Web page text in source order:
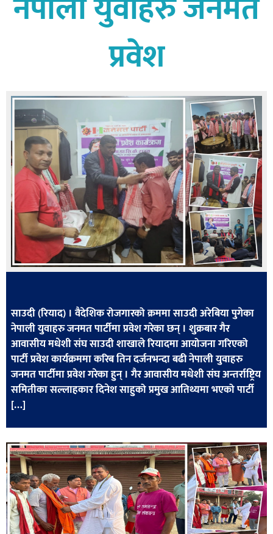
बागमती
विशेष
राजनीति
प्रमुख
समाचार
राष्ट्रिय
अन्तराष्ट्रिय
अन्तरबार्ता
अर्थ
मनोरञ्जन
फोटो
/
भिडियो
अन्य
शिक्षा
विचार
स्वास्थ्य
प्रवेश
साउदी (रियाद) । वैदेशिक रोजगारको क्रममा साउदी अरेबिया पुगेका
नेपाली युवाहरु जनमत पार्टीमा प्रवेश गरेका छन् । शुक्रबार गैर
आवासीय मधेशी संघ साउदी शाखाले रियादमा आयोजना गरिएको
पार्टी प्रवेश कार्यक्रममा करिब तिन दर्जनभन्दा बढी नेपाली युवाहरु
जनमत पार्टीमा प्रवेश गरेका हुन् । गैर आवासीय मधेशी संघ अन्तर्राष्ट्रिय
समितीका सल्लाहकार दिनेश साहुको प्रमुख आतिथ्यमा भएको पार्टी
[…]